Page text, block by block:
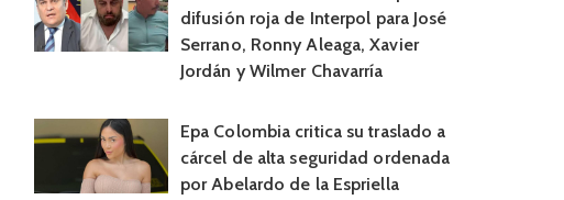
difusión roja de Interpol para José
Serrano, Ronny Aleaga, Xavier
Jordán y Wilmer Chavarría
Epa Colombia critica su traslado a
cárcel de alta seguridad ordenada
por Abelardo de la Espriella